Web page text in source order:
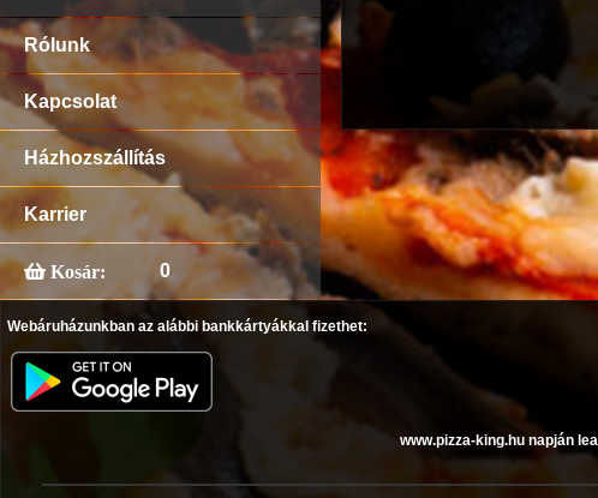
Rólunk
Kapcsolat
Házhozszállítás
Karrier
Kosár: 0
Webáruházunkban az alábbi bankkártyákkal fizethet:
www.pizza-king.hu napján